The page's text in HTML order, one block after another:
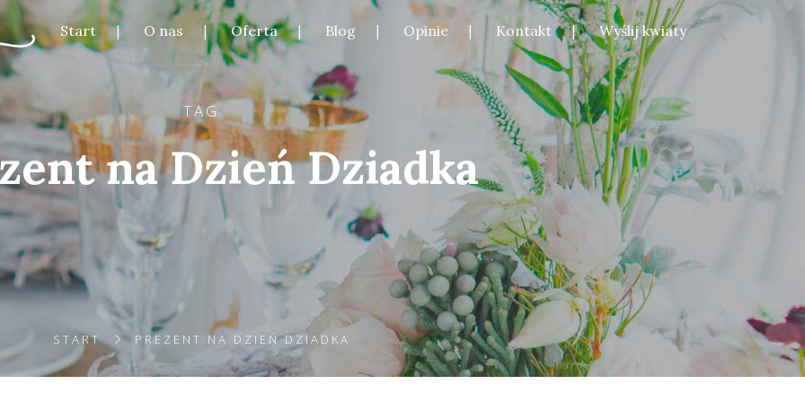
Start O nas Oferta Blog Opinie Kontakt Wyślij kwiaty
TAG
na Dzień Dziadka
START PREZENT NA DZIEŃ DZIADKA